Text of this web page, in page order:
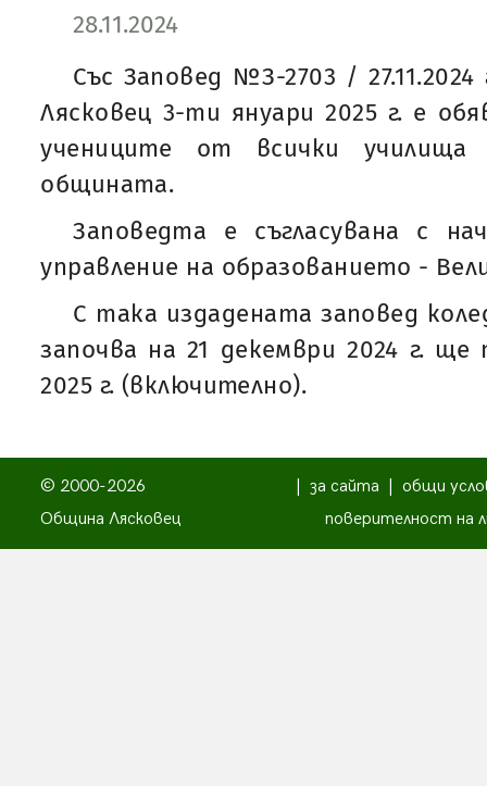
28.11.2024
Със Заповед №З-2703 /
Лясковец 3-ти януари 2025 г. е
учениците от всички
общината.
Заповедта е съгласувана с
управление на образованието -
С така издадената заповед
започва на 21 декември 2024 г.
2025 г. (включително).
© 2000-2026
Община Лясковец
за сайта
общи
поверителност на